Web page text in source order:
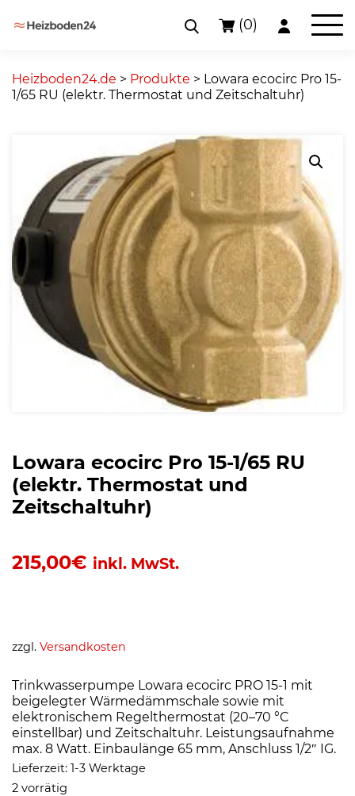
content
(0)
Heizboden24.de > Produkte > Lowara ecocirc Pro 15-
1/65 RU (elektr. Thermostat und Zeitschaltuhr)
Lowara ecocirc Pro 15-1/65 RU
(elektr. Thermostat und
Zeitschaltuhr)
215,00€ inkl. MwSt.
zzgl. Versandkosten
Trinkwasserpumpe Lowara ecocirc PRO 15-1 mit
beigelegter Wärmedämmschale sowie mit
elektronischem Regelthermostat (20–70 °C
einstellbar) und Zeitschaltuhr. Leistungsaufnahme
max. 8 Watt. Einbaulänge 65 mm, Anschluss 1/2″ IG.
Lieferzeit: 1-3 Werktage
2 vorrätig